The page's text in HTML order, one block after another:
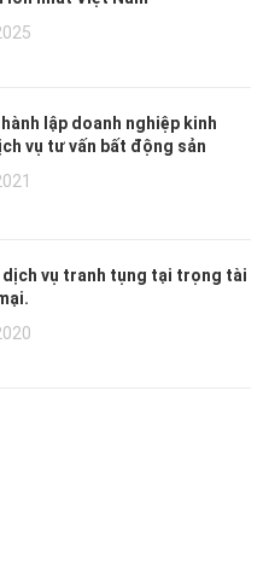
lập doanh nghiệp kinh
vụ tư vấn bất động sản
dịch vụ tranh tụng tại trọng tài